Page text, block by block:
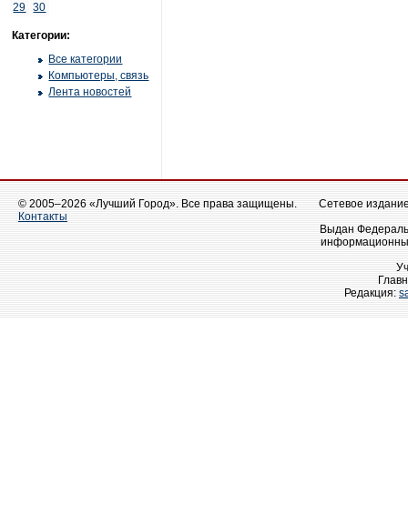
29
30
Категории:
Все категории
Компьютеры, связь
Лента новостей
© 2005–2026 «Лучший Город». Все права защищены.
Контакты
Сетевое
Выдан
Редакция: